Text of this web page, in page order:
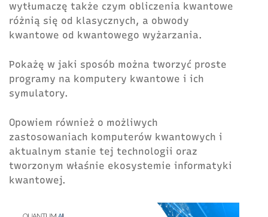
wytłumaczę także czym obliczenia kwantowe
różnią się od klasycznych, a obwody
kwantowe od kwantowego wyżarzania.
Pokażę w jaki sposób można tworzyć proste
programy na komputery kwantowe i ich
symulatory.
Opowiem również o możliwych
zastosowaniach komputerów kwantowych i
aktualnym stanie tej technologii oraz
tworzonym właśnie ekosystemie informatyki
kwantowej.